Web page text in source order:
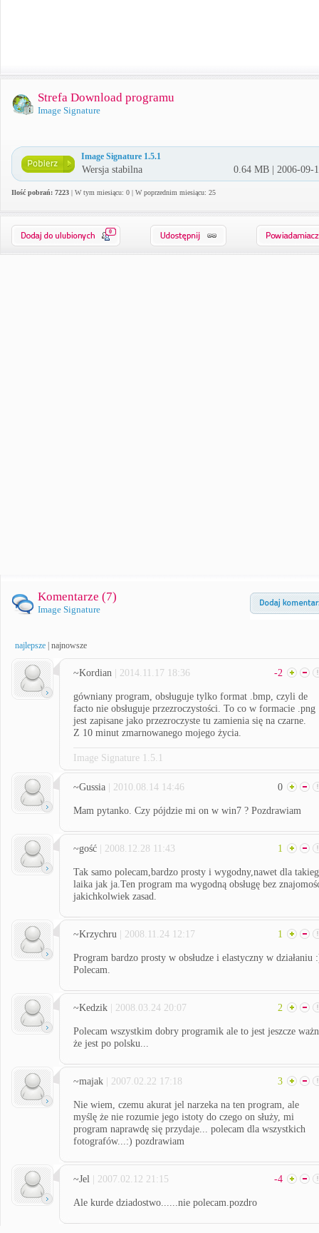
Strefa Download programu
Image Signature
Image Signature 1.5.1
Wersja stabilna 0.64 MB | 2006-09-
Ilość pobrań: 7223 | W tym miesiącu: 0 | W poprzednim miesiącu: 25
0
Komentarze (7)
Image Signature
najlepsze najnowsze
~Kordian | 2014.11.17 18:36 -2
gówniany program, obsługuje tylko format .bmp, czyli de
facto nie obsługuje przezroczystości. To co w formacie .png
jest zapisane jako przezroczyste tu zamienia się na czarne.
Z 10 minut zmarnowanego mojego życia.
Image Signature 1.5.1
~Gussia | 2010.08.14 14:46 0
Mam pytanko. Czy pójdzie mi on w win7 ? Pozdrawiam
~gość | 2008.12.28 11:43 1
Tak samo polecam,bardzo prosty i wygodny,nawet dla
laika jak ja.Ten program ma wygodną obsługę bez
jakichkolwiek zasad.
~Krzychru | 2008.11.24 12:17 1
Program bardzo prosty w obsłudze i elastyczny w działaniu
Polecam.
~Kedzik | 2008.03.24 20:07 2
Polecam wszystkim dobry programik ale to jest jeszcze
że jest po polsku...
~majak | 2007.02.22 17:18 3
Nie wiem, czemu akurat jel narzeka na ten program, ale
myślę że nie rozumie jego istoty do czego on służy, mi
program naprawdę się przydaje... polecam dla wszystkich
fotografów...:) pozdrawiam
~Jel | 2007.02.12 21:15 -4
Ale kurde dziadostwo......nie polecam.pozdro